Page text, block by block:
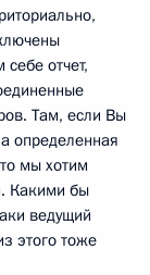
отчет,
Там, если Вы
определенная
мы хотим
Какими бы
ведущий
этого тоже